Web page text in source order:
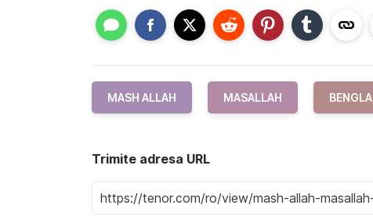
MASH ALLAH MASALLAH BENGLA
Trimite adresa URL